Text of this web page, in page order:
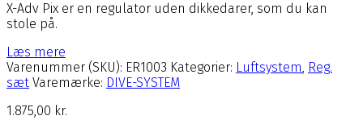
X-Adv Pix er en regulator uden dikkedarer, som du kan
stole på.
Læs mere
Varenummer (SKU): ER1003 Kategorier: Luftsystem, Reg.
sæt Varemærke: DIVE-SYSTEM
1.875,00 kr.